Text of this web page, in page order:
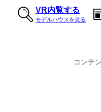
VR内覧する
モデルハウスを見る
コンテ